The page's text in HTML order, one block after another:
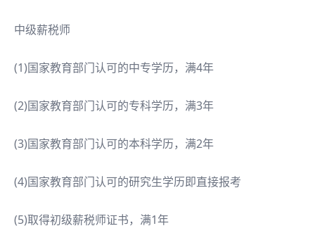
中级薪税师
(1)国家教育部门认可的中专学历，满4年
(2)国家教育部门认可的专科学历，满3年
(3)国家教育部门认可的本科学历，满2年
(4)国家教育部门认可的研究生学历即直接报考
(5)取得初级薪税师证书，满1年